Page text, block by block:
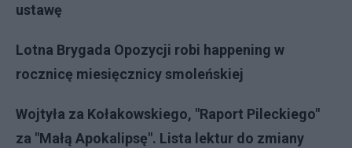
ustawę
Lotna Brygada Opozycji robi happening w
rocznicę miesięcznicy smoleńskiej
Wojtyła za Kołakowskiego, "Raport Pileckiego"
za "Małą Apokalipsę". Lista lektur do zmiany